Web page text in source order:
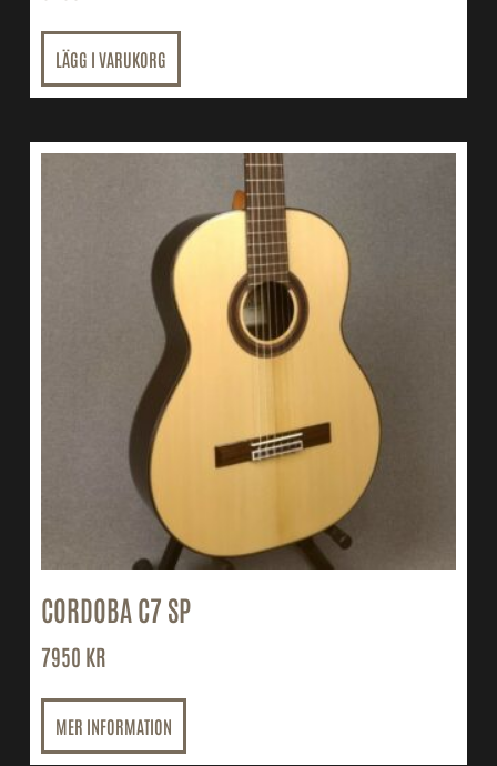
LÄGG I VARUKORG
CORDOBA C7 SP
7950 KR
MER INFORMATION